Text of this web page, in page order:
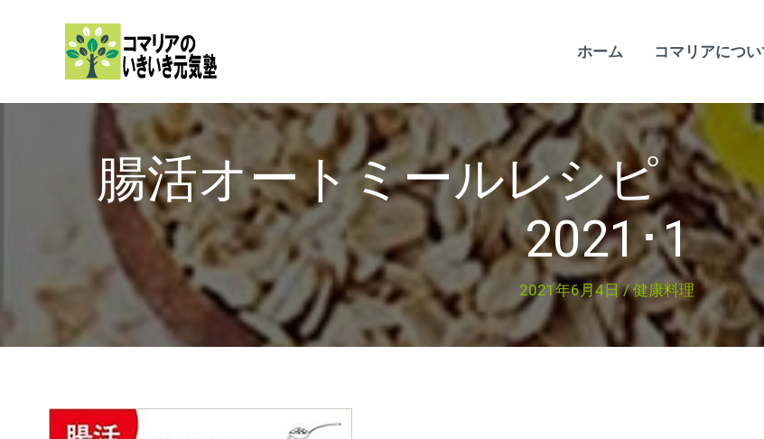
ホーム コマリアについ
腸活オートミールレシ
2021･1
2021年6月4日/健康料理